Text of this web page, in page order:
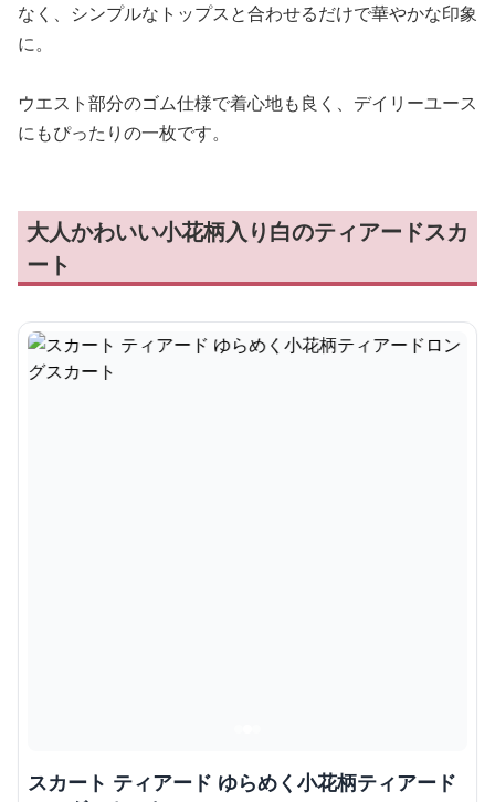
なく、シンプルなトップスと合わせるだけで華やかな印象
に。
ウエスト部分のゴム仕様で着心地も良く、デイリーユース
にもぴったりの一枚です。
大人かわいい小花柄入り白のティアードスカ
ート
スカート ティアード ゆらめく小花柄ティアード